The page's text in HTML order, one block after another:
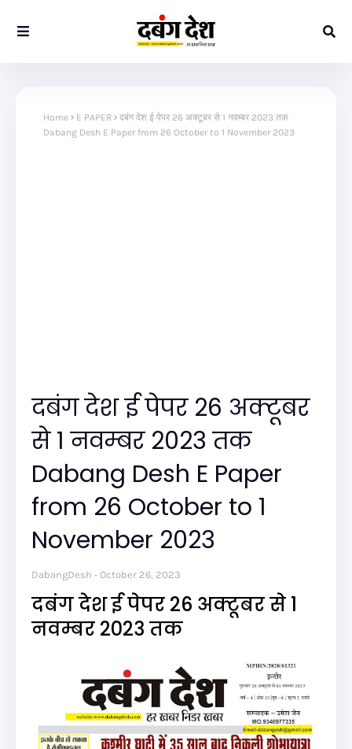
Home E PAPER
दबंग देश ई पेपर 26 अक्टूबर से 1 नवम्बर 2023 तक
Dabang Desh E Paper from 26 October to 1 November 2023
दबंग देश ई पेपर 26 अक्टूबर
से 1 नवम्बर 2023 तक
Dabang Desh E Paper
from 26 October to 1
November 2023
DabangDesh October 26, 2023
दबंग देश ई पेपर 26 अक्टूबर से 1
नवम्बर 2023 तक